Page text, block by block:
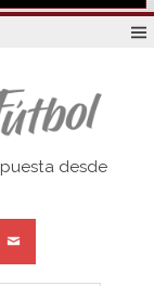
desde